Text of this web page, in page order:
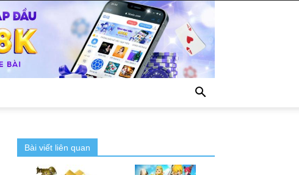
Bài viết liên quan